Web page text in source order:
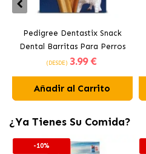
Pedigree Dentastix Snack
Dental Barritas Para Perros
Medianos 10-25 kg
(DESDE) 3.99 €
Añadir al Carrito
¿Ya Tienes Su Comida?
-10%